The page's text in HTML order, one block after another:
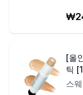
₩
[올
틱
스